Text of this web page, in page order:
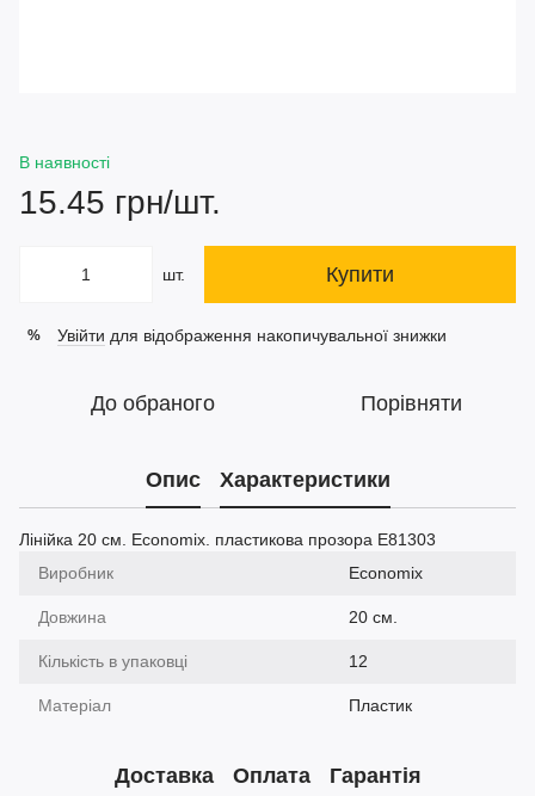
В наявності
15.45 грн/шт.
шт. Купити
% Увійти для відображення накопичувальної знижки
До обраного Порівняти
Опис Характеристики
Лінійка 20 см. Economix. пластикова прозора E81303
Виробник
Economix
Довжина 20 см.
Кількість в упаковці 12
Матеріал Пластик
Доставка Оплата Гарантія